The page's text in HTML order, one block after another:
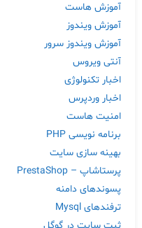
آموزش هاست
آموزش ویندوز
آموزش ویندوز سرور
آنتی ویروس
اخبار تکنولوژی
اخبار وردپرس
امنیت هاست
برنامه نویسی PHP
بهینه سازی سایت
پرستاشاپ – PrestaShop
پسوندهای دامنه
ترفندهای Mysql